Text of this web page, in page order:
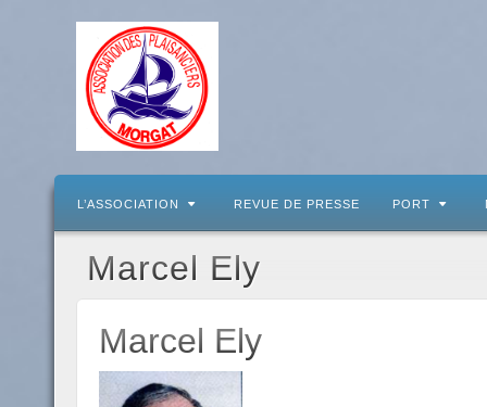
L’ASSOCIATION REVUE DE PRESSE PORT
Marcel Ely
Marcel Ely